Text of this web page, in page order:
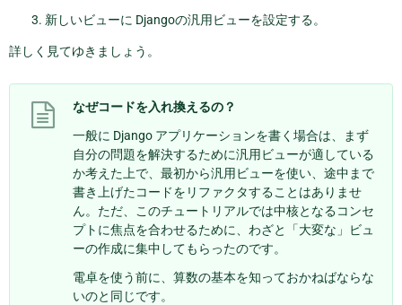
新しいビューに Djangoの汎用ビューを設定する。
詳しく見てゆきましょう。
なぜコードを入れ換えるの？
一般に Django アプリケーションを書く場合は、まず
自分の問題を解決するために汎用ビューが適している
か考えた上で、最初から汎用ビューを使い、途中まで
書き上げたコードをリファクタすることはありませ
ん。ただ、このチュートリアルでは中核となるコンセ
プトに焦点を合わせるために、わざと「大変な」ビュ
ーの作成に集中してもらったのです。
電卓を使う前に、算数の基本を知っておかねばならな
いのと同じです。